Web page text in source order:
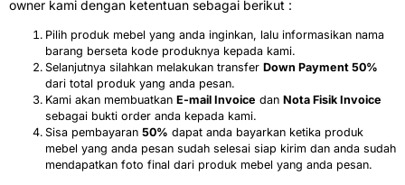
owner kami dengan ketentuan sebagai berikut :
Pilih produk mebel yang anda inginkan, lalu informasikan nama
barang berseta kode produknya kepada kami.
Selanjutnya silahkan melakukan transfer Down Payment 50%
dari total produk yang anda pesan.
Kami akan membuatkan E-mail Invoice dan Nota Fisik Invoice
sebagai bukti order anda kepada kami.
Sisa pembayaran 50% dapat anda bayarkan ketika produk
mebel yang anda pesan sudah selesai siap kirim dan anda sudah
mendapatkan foto final dari produk mebel yang anda pesan.